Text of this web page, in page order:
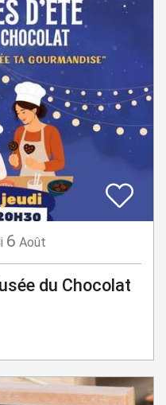
6 Août
du Chocolat